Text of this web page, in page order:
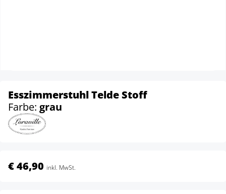
Esszimmerstuhl Telde Stoff
Farbe: grau
€ 46,90 inkl. MwSt.